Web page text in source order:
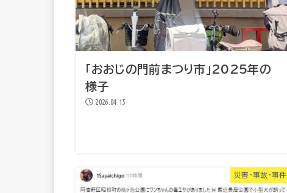
「おおじの門前まつり市」2025年の
様子
2026.04.15
災害・事故・事件